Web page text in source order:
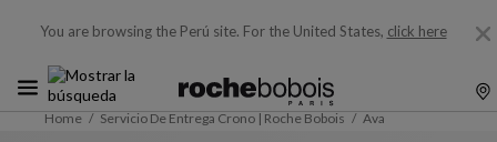
You are browsing the Perú site. For the United States, click here
Home Servicio De Entrega Crono | Roche Bobois Ava